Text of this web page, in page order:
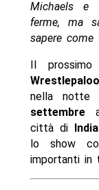
Michaels e
ferme, ma
sapere come
Il
nella notte
settembre
città di
lo show
importanti in